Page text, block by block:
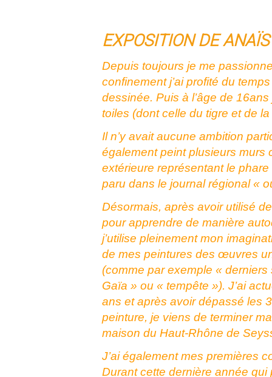
EXPOSITION DEANAÏ
Depuis toujours je me
confinement j’ai profité du
dessinée. Puis à l’âge de
toiles (dont celle du tigre et de
Il n’y avait aucune ambition
également peint plusieurs murs
extérieure représentant le
paru dans le journal régional «
Désormais, après avoir utilisé
pour apprendre de manière
j’utilise pleinement mon
de mes peintures des œuvres
(comme par exemple « derniers
Gaïa » ou « tempête »). J’ai
ans et après avoir dépassé les
peinture, je viens de terminer
maison du Haut-Rhône de
J’ai également mes premières
Durant cette dernière année qui